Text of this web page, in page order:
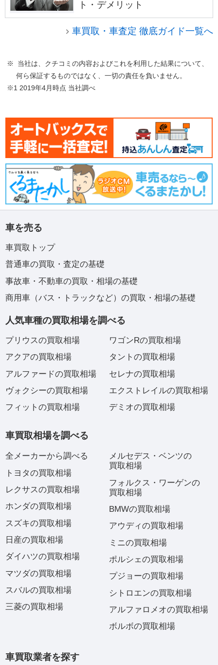
ト・デメリット
車買取・車査定 徹底ガイド一覧へ
※ 当社は、クチコミの内容およびこれを利用した結果について、
何ら保証するものではなく、一切の責任を負いません。
※1 2019年4月時点 当社調べ
車を売る
車買取トップ
普通車の買取・査定の基礎
事故車・不動車の買取・相場の基礎
商用車（バス・トラックなど）の買取・相場の基礎
人気車種の買取相場を調べる
プリウスの買取相場
アクアの買取相場
アルファードの買取相場
ヴォクシーの買取相場
フィットの買取相場
ワゴンRの買取相場
タントの買取相場
セレナの買取相場
エクストレイルの買取相場
デミオの買取相場
車買取相場を調べる
全メーカーから調べる
トヨタの買取相場
レクサスの買取相場
ホンダの買取相場
スズキの買取相場
日産の買取相場
ダイハツの買取相場
マツダの買取相場
スバルの買取相場
三菱の買取相場
メルセデス・ベンツの
買取相場
フォルクス・ワーゲンの
買取相場
BMWの買取相場
アウディの買取相場
ミニの買取相場
ポルシェの買取相場
プジョーの買取相場
シトロエンの買取相場
アルファロメオの買取相場
ボルボの買取相場
車買取業者を探す